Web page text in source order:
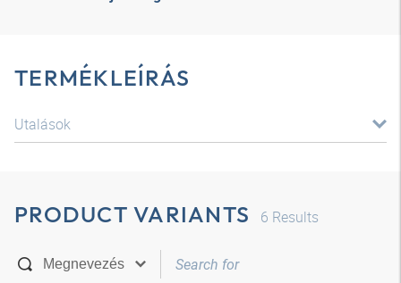
TERMÉKLEÍRÁS
Utalások
PRODUCT VARIANTS 6 Results